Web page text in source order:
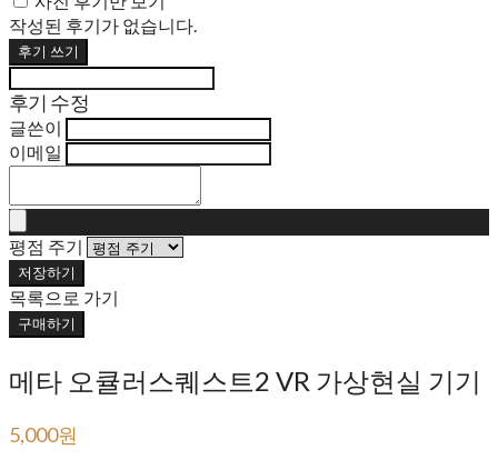
작성된 후기가 없습니다.
후기 쓰기
후기 수정
글쓴이
이메일
평점 주기
저장하기
목록으로 가기
구매하기
메타 오큘러스퀘스트2 VR 가상현실 기기
5,000원